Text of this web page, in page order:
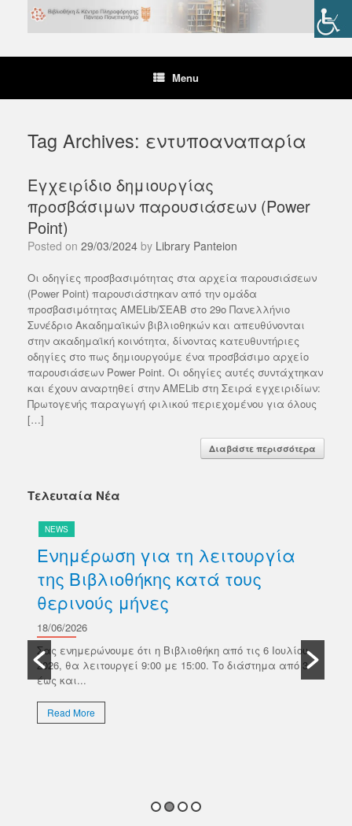
content
Menu
Tag Archives: εντυποαναπαρία
Εγχειρίδιο δημιουργίας
προσβάσιμων παρουσιάσεων (Power
Point)
Posted on 29/03/2024 by Library Panteion
Οι οδηγίες προσβασιμότητας στα αρχεία παρουσιάσεων
(Power Point) παρουσιάστηκαν από την ομάδα
προσβασιμότητας AMELib/ΣΕΑΒ στο 29ο Πανελλήνιο
Συνέδριο Ακαδημαϊκών βιβλιοθηκών και απευθύνονται
στην ακαδημαϊκή κοινότητα, δίνοντας κατευθυντήριες
οδηγίες στο πως δημιουργούμε ένα προσβάσιμο αρχείο
παρουσιάσεων Power Point. Οι οδηγίες αυτές συντάχτηκαν
και έχουν αναρτηθεί στην AMELib στη Σειρά εγχειριδίων:
Πρωτογενής παραγωγή φιλικού περιεχομένου για όλους
[…]
Διαβάστε περισσότερα
Τελευταία Νέα
NEWS
Ενημέρωση για τη λειτουργία
της Βιβλιοθήκης κατά τους
θερινούς μήνες
18/06/2026
Σας ενημερώνουμε ότι η Βιβλιοθήκη από τις 6 Ιουλίου
2026, θα λειτουργεί 9:00 με 15:00. Το διάστημα από 3
έως και...
Read More